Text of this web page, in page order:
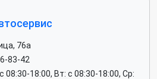
76а
83-42
08:30-18:00, Вт: c 08:30-18:00, Ср: